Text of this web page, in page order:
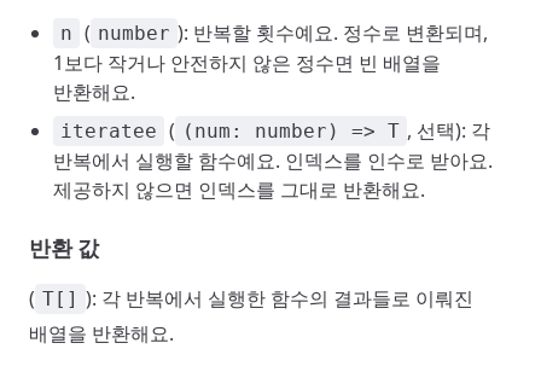
n ( number ): 반복할 횟수예요. 정수로 변환되며,
1보다 작거나 안전하지 않은 정수면 빈 배열을
반환해요.
iteratee ( (num: number) => T , 선택): 각
반복에서 실행할 함수예요. 인덱스를 인수로 받아요.
제공하지 않으면 인덱스를 그대로 반환해요.
반환 값
( T[] ): 각 반복에서 실행한 함수의 결과들로 이뤄진
배열을 반환해요.